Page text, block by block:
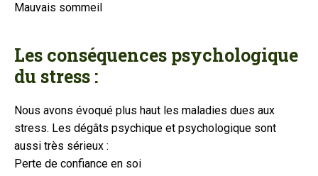
Mauvais sommeil
Les conséquences psychologique
du stress :
Nous avons évoqué plus haut les maladies dues aux
stress. Les dégâts psychique et psychologique sont
aussi très sérieux :
Perte de confiance en soi